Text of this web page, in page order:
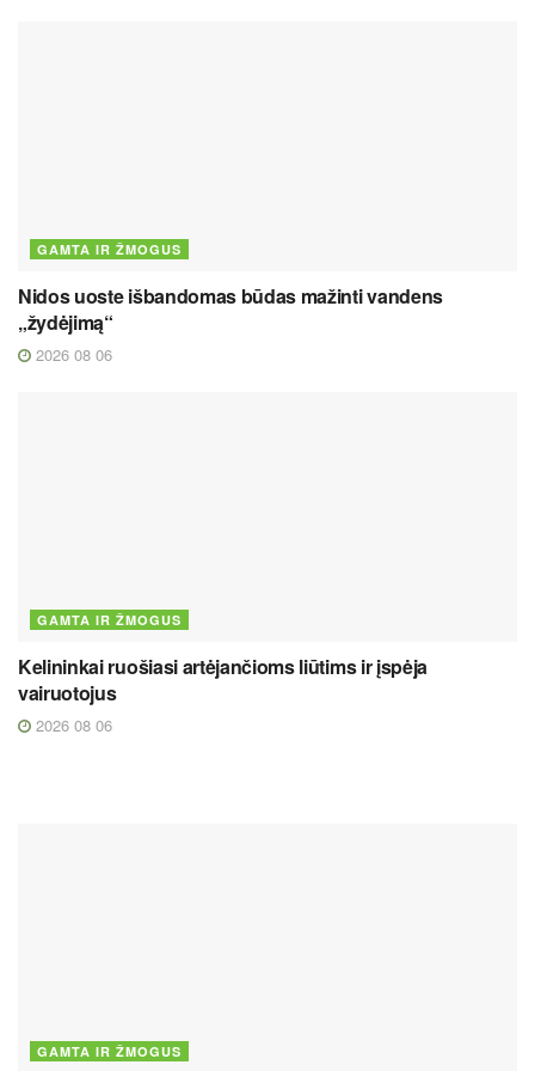
GAMTA IR ŽMOGUS
Nidos uoste išbandomas būdas mažinti vandens
„žydėjimą“
2026 08 06
GAMTA IR ŽMOGUS
Kelininkai ruošiasi artėjančioms liūtims ir įspėja
vairuotojus
2026 08 06
GAMTA IR ŽMOGUS